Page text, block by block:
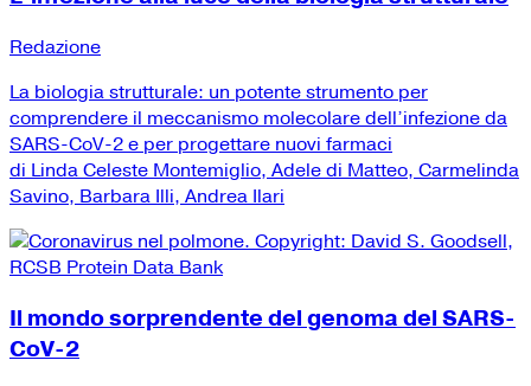
Redazione
La biologia strutturale: un potente strumento per
comprendere il meccanismo molecolare dell’infezione da
SARS-CoV-2 e per progettare nuovi farmaci
di Linda Celeste Montemiglio, Adele di Matteo, Carmelinda
Savino, Barbara Illi, Andrea Ilari
Il mondo sorprendente del genoma del SARS-
CoV-2